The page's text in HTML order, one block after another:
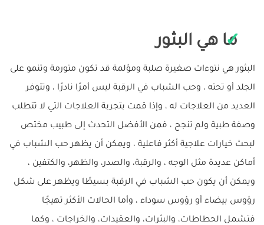
ما هي البثور
البثور هي نتوءات صغيرة صلبة ومؤلمة قد تكون متورمة وتنمو على
الجلد أو تحته ، وحب الشباب في الرقبة ليس أمرًا نادرًا ، وتتوفر
العديد من العلاجات له ، وإذا قمت بتجربة العلاجات التي لا تتطلب
وصفة طبية ولم تنجح ، فمن الأفضل التحدث إلى طبيب مختص
لبحث خيارات علاجية أكثر فاعلية ، ويمكن أن يظهر حب الشباب في
أماكن عديدة مثل الوجه ، والرقبة، والصدر، والظهر، والكتفين ،
ويمكن أن يكون حب الشباب في الرقبة بسيطًا ويظهر على شكل
رؤوس بيضاء أو رؤوس سوداء ، وأما الحالات الأكثر تهيجًا
فتشمل الحطاطات، والبثرات، والعقيدات، والخراجات ، وكما